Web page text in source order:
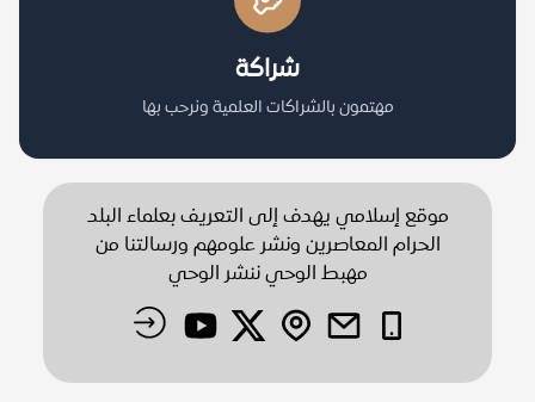
شراكة
مهتمون بالشراكات العلمية ونرحب بها
موقع إسلامي يهدف إلى التعريف بعلماء البلد
الحرام المعاصرين ونشر علومهم ورسالتنا من
مهبط الوحي ننشر الوحي